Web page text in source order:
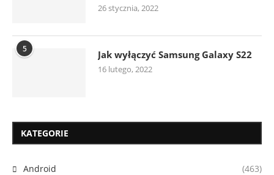
26 stycznia, 2022
5 Jak wyłączyć Samsung Galaxy S22
16 lutego, 2022
KATEGORIE
Android (463)